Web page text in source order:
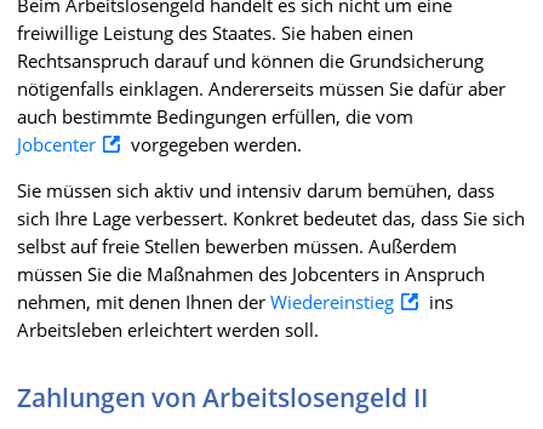
freiwillige Leistung des Staates. Sie haben einen
Rechtsanspruch darauf und können die Grundsicherung
nötigenfalls einklagen. Andererseits müssen Sie dafür aber
auch bestimmte Bedingungen erfüllen, die vom
Jobcenter
vorgegeben werden.
Sie müssen sich aktiv und intensiv darum bemühen, dass
sich Ihre Lage verbessert. Konkret bedeutet das, dass Sie sich
selbst auf freie Stellen bewerben müssen. Außerdem
müssen Sie die Maßnahmen des Jobcenters in Anspruch
nehmen, mit denen Ihnen der Wiedereinstieg
ins
Arbeitsleben erleichtert werden soll.
Zahlungen von Arbeitslosengeld II